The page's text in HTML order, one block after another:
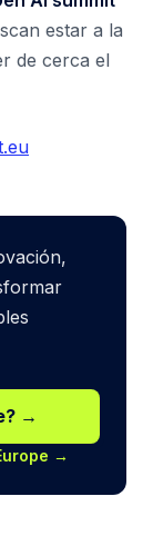
estar a la
de cerca el
→
→